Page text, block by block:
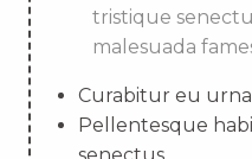
tristique
malesuada
Curabitur eu
Pellentesque